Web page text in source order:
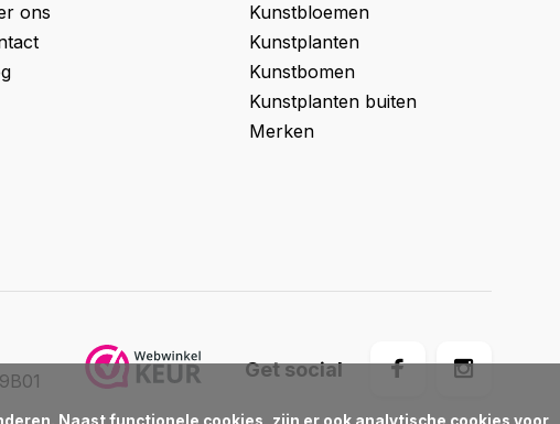
ons
Kunstbloemen
Kunstplanten
Kunstbomen
Kunstplanten buiten
Merken
Get social